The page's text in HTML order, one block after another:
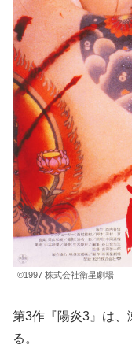
©1997 株式会社衛星劇場
第3作『陽炎3』は、
る。